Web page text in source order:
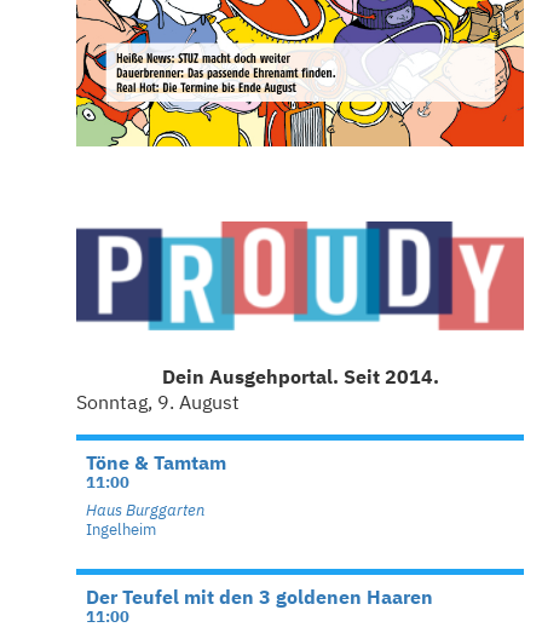
Dein Ausgehportal. Seit 2014.
Sonntag, 9. August
Töne & Tamtam
11:00
Haus Burggarten
Ingelheim
Der Teufel mit den 3 goldenen Haaren
11:00